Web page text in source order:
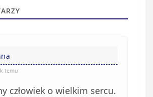
w
(
temu
człowiek o wielkim sercu.